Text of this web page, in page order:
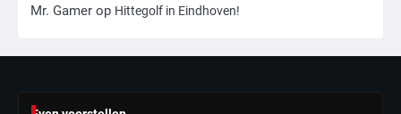
Israël doodt hoogste Hezbollah-leider
Mr. Gamer
Mr. Gamer op Hittegolf in Eindhoven!